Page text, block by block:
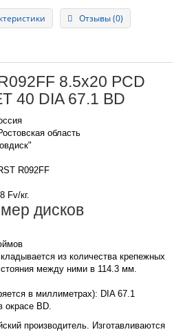
Отзывы (0)
8.5x20 PCD
40 DIA 67.1 BD
область
R092FF
Fv/кг.
дисков
из количества крепежных
между ними в 114.3 мм.
в миллиметрах): DIA 67.1
окрасе BD.
производитель. Изготавливаются